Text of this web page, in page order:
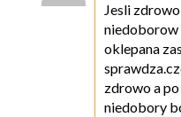
Jesli
niedoborow
oklepana
zdrowo a
niedobory